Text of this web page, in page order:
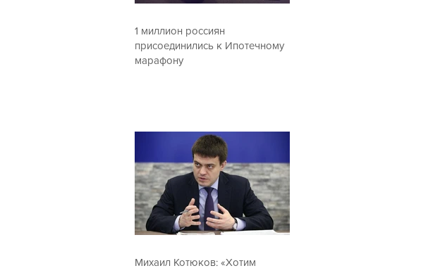
1 миллион россиян
присоединились к Ипотечному
марафону
Михаил Котюков: «Хотим